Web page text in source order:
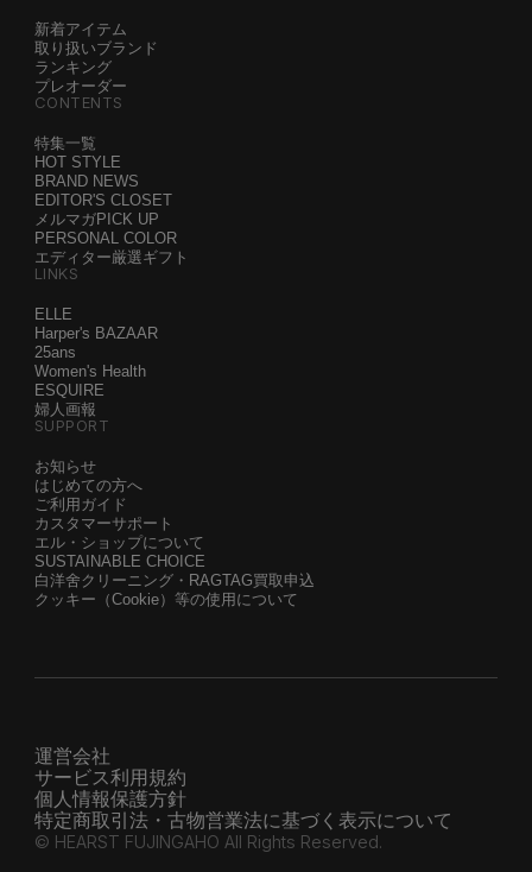
新着アイテム
取り扱いブランド
ランキング
プレオーダー
CONTENTS
特集一覧
HOT STYLE
BRAND NEWS
EDITOR'S CLOSET
メルマガPICK UP
PERSONAL COLOR
エディター厳選ギフト
LINKS
ELLE
Harper's BAZAAR
25ans
Women's Health
ESQUIRE
婦人画報
SUPPORT
お知らせ
はじめての方へ
ご利用ガイド
カスタマーサポート
エル・ショップについて
SUSTAINABLE CHOICE
白洋舍クリーニング・RAGTAG買取申込
クッキー（Cookie）等の使用について
運営会社
サービス利用規約
個人情報保護方針
特定商取引法・古物営業法に基づく表示について
© HEARST FUJINGAHO All Rights Reserved.